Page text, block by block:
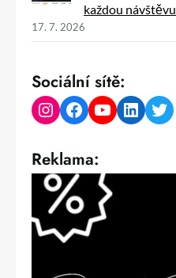
každou návštěvu
17. 7. 2026
Sociální sítě:
Instagram Facebook YouTube LinkedIn Twitter
Reklama: